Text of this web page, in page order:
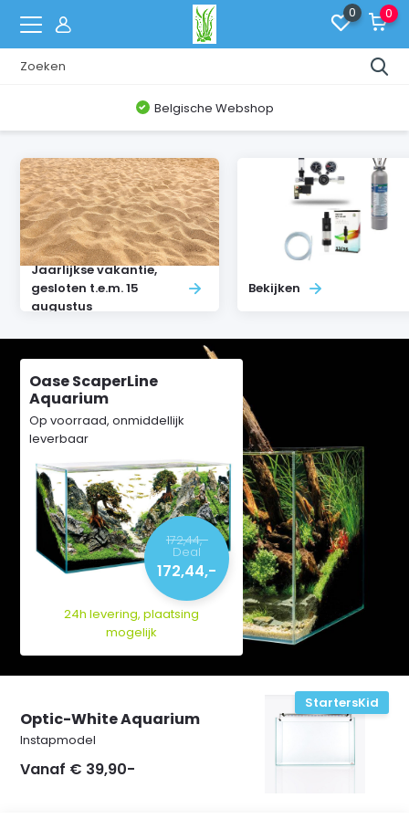
0 0
Belgische Webshop
Jaarlijkse vakantie,
gesloten t.e.m. 15
augustus
Bekijken
Optic-White Aquarium
Instapmodel
Vanaf € 39,90-
StartersKid
Oase ScaperLine
Aquarium
Op voorraad, onmiddellijk
leverbaar
172,44,-
Deal
172,44,-
24h levering, plaatsing
mogelijk